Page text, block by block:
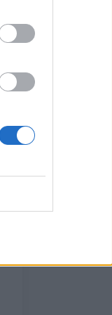
09/08/2026
Ισπανία
09/08/2026
Αλ.